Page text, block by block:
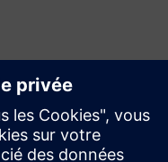
sur un produit ou